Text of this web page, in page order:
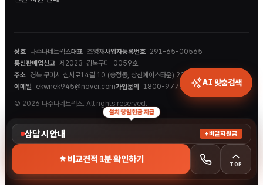
상담 시 안내 +비밀지원금
설치 당일 현금 지급
비교견적 1분 확인하기
TOP
상호 다주다네트웍스대표 조영재사업자등록번호 291-65-00565
통신판매업신고 제2023-경북구미-0059호
주소 경북 구미시 신시로14길 10 (송정동, 상산에이스타운) 202호
이메일
ekwnek945@naver.com가입문의 1800-9779
© 2026 다주다네트웍스. All rights reserved.
AI 맞춤검색